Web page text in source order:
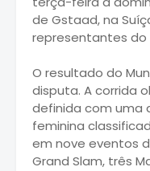
de Gstaad, na
representantes do
O resultado do
disputa. A corrida
definida com uma
feminina
em nove eventos
Grand Slam, três